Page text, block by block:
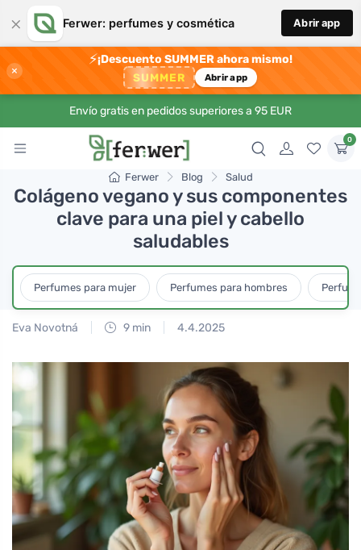
× Ferwer: perfumes y cosmética Abrir app
×
⚡¡Descuento SUMMER ahora mismo!
SUMMER Abrir app
Envío gratis en pedidos superiores a 95 EUR
0
Ferwer Blog Salud
Colágeno vegano y sus componentes
clave para una piel y cabello
saludables
Perfumes para mujer Perfumes para hombres
Eva Novotná 9 min 4.4.2025